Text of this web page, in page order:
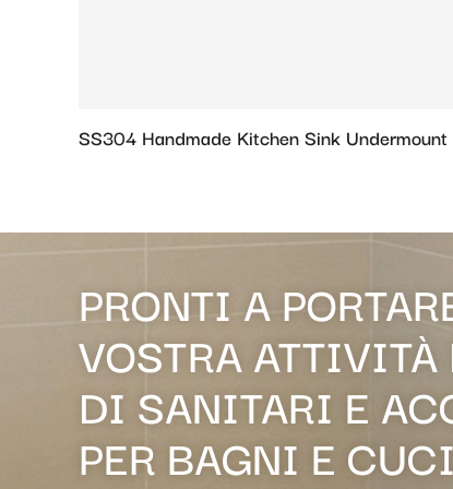
SS304 Handmade Kitchen Sink
PRONTI A
VOSTRA
DI SANITARI E
PER BAGNI E